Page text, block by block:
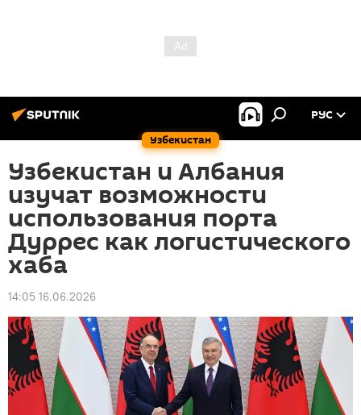
Узбекистан
РУС
Узбекистан и Албания
изучат возможности
использования порта
Дуррес как логистического
хаба
14:05 16.06.2026